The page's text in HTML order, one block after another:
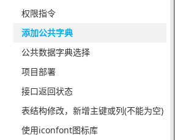
权限指令
添加公共字典
公共数据字典选择
项目部署
接口返回状态
表结构修改，新增主键或列(不能为空)
使用iconfont图标库